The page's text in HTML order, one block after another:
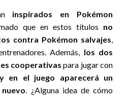
inspirados en Pokémon
que en estos títulos no
contra Pokémon salvajes
Además, los dos
cooperativas para jugar con
y en el juego aparecerá un
. ¿Alguna idea de cómo